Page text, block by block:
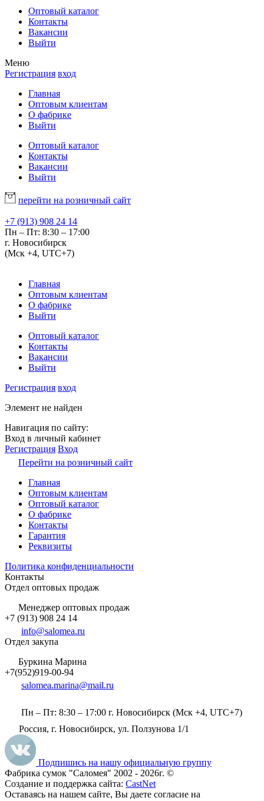
Оптовый каталог
Контакты
Вакансии
Выйти
Меню
Регистрация вход
Главная
Оптовым клиентам
О фабрике
Выйти
Оптовый каталог
Контакты
Вакансии
Выйти
перейти на розничный сайт
+7 (913) 908 24 14
Пн – Пт: 8:30 – 17:00
г. Новосибирск
(Мск +4, UTC+7)
Главная
Оптовым клиентам
О фабрике
Выйти
Оптовый каталог
Контакты
Вакансии
Выйти
Регистрация вход
Элемент не найден
Навигация по сайту:
Вход в личный кабинет
Регистрация Вход
Перейти на розничный сайт
Главная
Оптовым клиентам
Оптовый каталог
О фабрике
Контакты
Гарантия
Реквизиты
Политика конфиденциальности
Контакты
Отдел оптовых продаж
Менеджер оптовых продаж
+7 (913) 908 24 14
info@salomea.ru
Отдел закупа
Буркина Марина
+7(952)919-00-94
salomea.marina@mail.ru
Пн – Пт: 8:30 – 17:00 г. Новосибирск (Мск +4, UTC+7)
Россия, г. Новосибирск, ул. Ползунова 1/1
Подпишись на нашу официальную группу
Фабрика сумок "Саломея" 2002 - 2026г. ©
Создание и поддержка сайта: CastNet
Оставаясь на нашем сайте, Вы даете согласие на